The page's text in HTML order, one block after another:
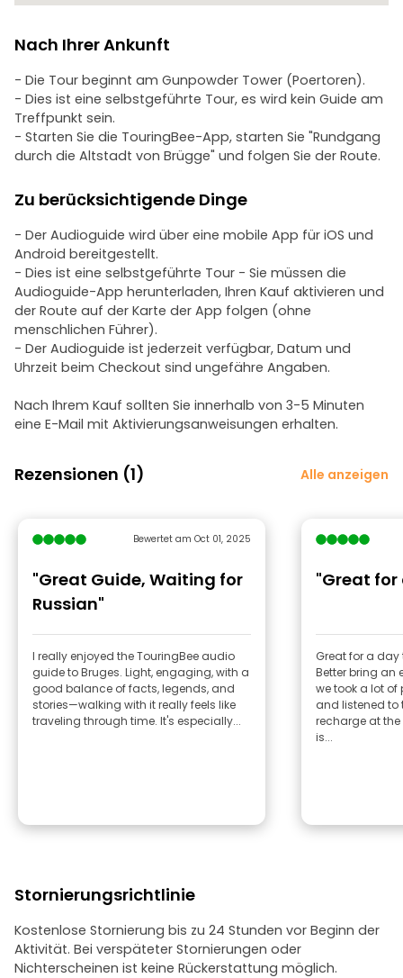
Nach Ihrer Ankunft
- Die Tour beginnt am Gunpowder Tower (Poertoren).
- Dies ist eine selbstgeführte Tour, es wird kein Guide am
Treffpunkt sein.
- Starten Sie die TouringBee-App, starten Sie "Rundgang
durch die Altstadt von Brügge" und folgen Sie der Route.
Zu berücksichtigende Dinge
- Der Audioguide wird über eine mobile App für iOS und
Android bereitgestellt.
- Dies ist eine selbstgeführte Tour - Sie müssen die
Audioguide-App herunterladen, Ihren Kauf aktivieren und
der Route auf der Karte der App folgen (ohne
menschlichen Führer).
- Der Audioguide ist jederzeit verfügbar, Datum und
Uhrzeit beim Checkout sind ungefähre Angaben.
Nach Ihrem Kauf sollten Sie innerhalb von 3-5 Minuten
eine E-Mail mit Aktivierungsanweisungen erhalten.
Rezensionen (1) Alle anzeigen
Bewertet am Oct 01, 2025
"Great Guide, Waiting for
Russian"
I really enjoyed the TouringBee audio
guide to Bruges. Light, engaging, with a
good balance of facts, legends, and
stories—walking with it really feels like
traveling through time. It's especially...
"Great
Great for a
Better bring an
we took a lot of
and listened to
recharge at
is...
Stornierungsrichtlinie
Kostenlose Stornierung bis zu 24 Stunden vor Beginn der
Aktivität. Bei verspäteter Stornierungen oder
Nichterscheinen ist keine Rückerstattung möglich.